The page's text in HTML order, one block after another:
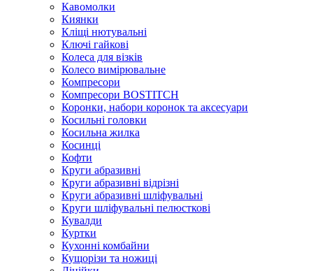
Кавомолки
Киянки
Кліщі нютувальні
Ключі гайкові
Колеса для візків
Колесо вимірювальне
Компресори
Компресори BOSTITCH
Коронки, набори коронок та аксесуари
Косильні головки
Косильна жилка
Косинці
Кофти
Круги абразивні
Круги абразивні відрізні
Круги абразивні шліфувальні
Круги шліфувальні пелюсткові
Кувалди
Куртки
Кухонні комбайни
Кущорізи та ножиці